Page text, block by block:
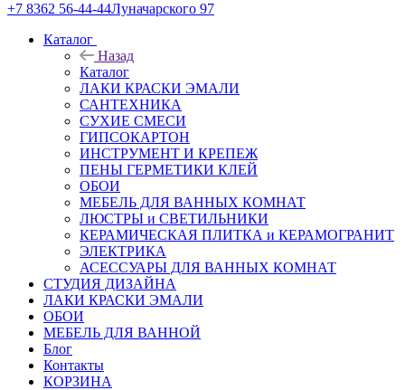
+7 8362 56-44-44Луначарского 97
Каталог
Назад
Каталог
ЛАКИ КРАСКИ ЭМАЛИ
САНТЕХНИКА
СУХИЕ СМЕСИ
ГИПСОКАРТОН
ИНСТРУМЕНТ И КРЕПЕЖ
ПЕНЫ ГЕРМЕТИКИ КЛЕЙ
ОБОИ
МЕБЕЛЬ ДЛЯ ВАННЫХ КОМНАТ
ЛЮСТРЫ и СВЕТИЛЬНИКИ
КЕРАМИЧЕСКАЯ ПЛИТКА и КЕРАМОГРАНИТ
ЭЛЕКТРИКА
АСЕССУАРЫ ДЛЯ ВАННЫХ КОМНАТ
СТУДИЯ ДИЗАЙНА
ЛАКИ КРАСКИ ЭМАЛИ
ОБОИ
МЕБЕЛЬ ДЛЯ ВАННОЙ
Блог
Контакты
КОРЗИНА